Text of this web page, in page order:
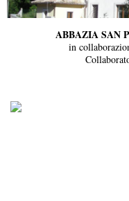
ABBAZIA SAN
in